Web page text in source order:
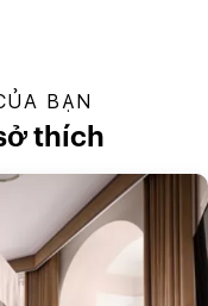
BẠN
thích